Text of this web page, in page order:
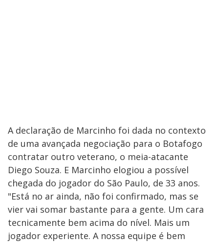
A declaração de Marcinho foi dada no contexto
de uma avançada negociação para o Botafogo
contratar outro veterano, o meia-atacante
Diego Souza. E Marcinho elogiou a possível
chegada do jogador do São Paulo, de 33 anos.
"Está no ar ainda, não foi confirmado, mas se
vier vai somar bastante para a gente. Um cara
tecnicamente bem acima do nível. Mais um
jogador experiente. A nossa equipe é bem